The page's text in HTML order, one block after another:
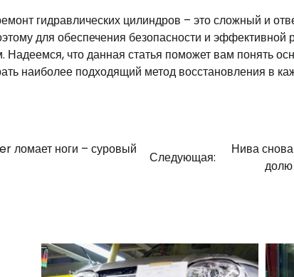
гидравлических цилиндров – это сложный и
для обеспечения безопасности и эффективной
что данная статья поможет вам понять
наиболее подходящий метод восстановления в
ломает ноги – суровый
Следующая:
Нива